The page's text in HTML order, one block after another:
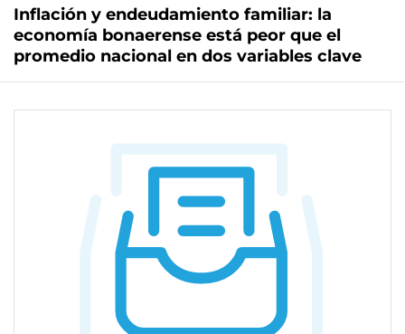
Inflación y endeudamiento familiar: la
economía bonaerense está peor que el
promedio nacional en dos variables clave